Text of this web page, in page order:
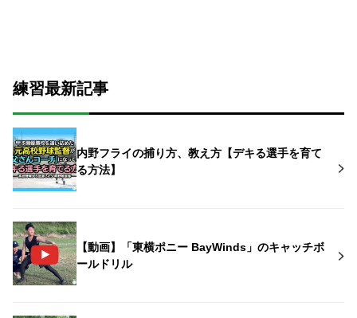
練習最新記事
内野フライの捕り方、教え方【デキる選手を育て
る方法】
【動画】「東横ポニー BayWinds」のキャッチボ
ールドリル